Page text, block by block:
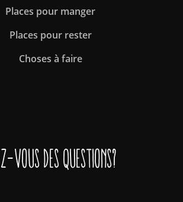
Places pour manger
Places pour rester
Choses à faire
vous des questions?